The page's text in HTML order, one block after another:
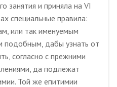
занятия и приняла на VI
специальные правила:
или так именуемым
подобным, дабы узнать от
согласно с прежними
да подлежат
Той же епитимии